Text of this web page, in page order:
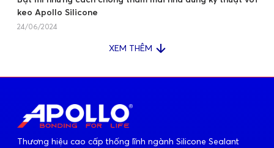
keo Apollo Silicone
24/06/2024
XEM THÊM
Thương hiệu cao cấp thống lĩnh ngành Silicone Sealant